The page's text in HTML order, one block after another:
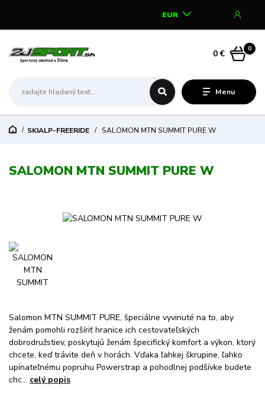
Menu
EUR
0
0 €
SKIALP-FREERIDE SALOMON MTN SUMMIT PURE W
SALOMON MTN SUMMIT PURE W
Salomon MTN SUMMIT PURE, špeciálne vyvinuté na to, aby
ženám pomohli rozšíriť hranice ich cestovateľských
dobrodružstiev, poskytujú ženám špecifický komfort a výkon, ktorý
chcete, keď trávite deň v horách. Vďaka ľahkej škrupine, ľahko
upínateľnému popruhu Powerstrap a pohodlnej podšívke budete
chc... celý popis